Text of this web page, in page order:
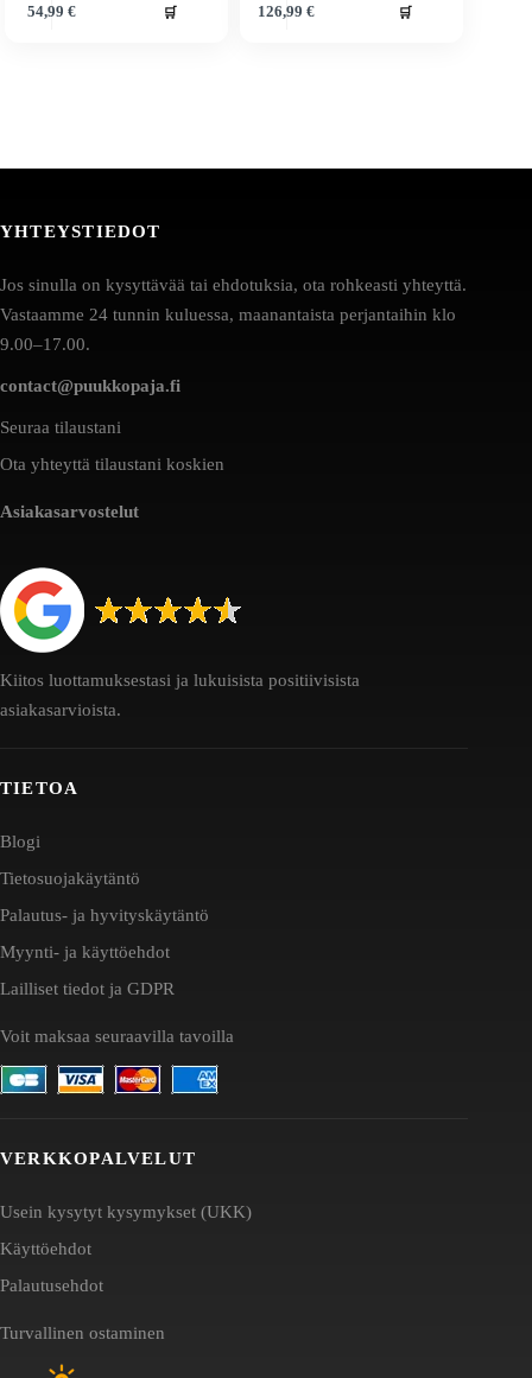
54,99 € 🛒 126,99€ 🛒
YHTEYSTIEDOT
Jos sinulla on kysyttävää tai ehdotuksia, ota rohkeasti yhteyttä.
Vastaamme 24 tunnin kuluessa, maanantaista perjantaihin klo
9.00–17.00.
contact@puukkopaja.fi
Seuraa tilaustani
Ota yhteyttä tilaustani koskien
Asiakasarvostelut
Kiitos luottamuksestasi ja lukuisista positiivisista
asiakasarvioista.
TIETOA
Blogi
Tietosuojakäytäntö
Palautus- ja hyvityskäytäntö
Myynti- ja käyttöehdot
Lailliset tiedot ja GDPR
Voit maksaa seuraavilla tavoilla
VERKKOPALVELUT
Usein kysytyt kysymykset (UKK)
Käyttöehdot
Palautusehdot
Turvallinen ostaminen